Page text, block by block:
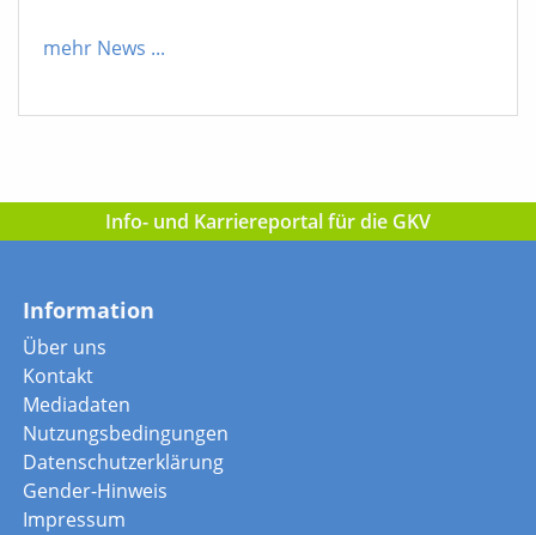
mehr News ...
Info- und Karriereportal für die GKV
Information
Über uns
Kontakt
Mediadaten
Nutzungsbedingungen
Datenschutzerklärung
Gender-Hinweis
Impressum